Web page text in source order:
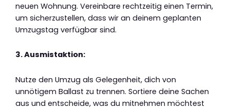
neuen Wohnung. Vereinbare rechtzeitig einen Termin,
um sicherzustellen, dass wir an deinem geplanten
Umzugstag verfügbar sind.
3. Ausmistaktion:
Nutze den Umzug als Gelegenheit, dich von
unnötigem Ballast zu trennen. Sortiere deine Sachen
aus und entscheide, was du mitnehmen möchtest